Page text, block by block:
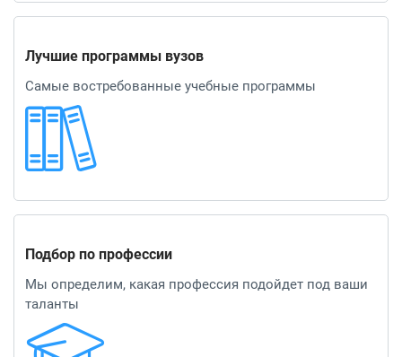
Лучшие программы вузов
Самые востребованные учебные программы
Подбор по профессии
Мы определим, какая профессия подойдет под ваши
таланты